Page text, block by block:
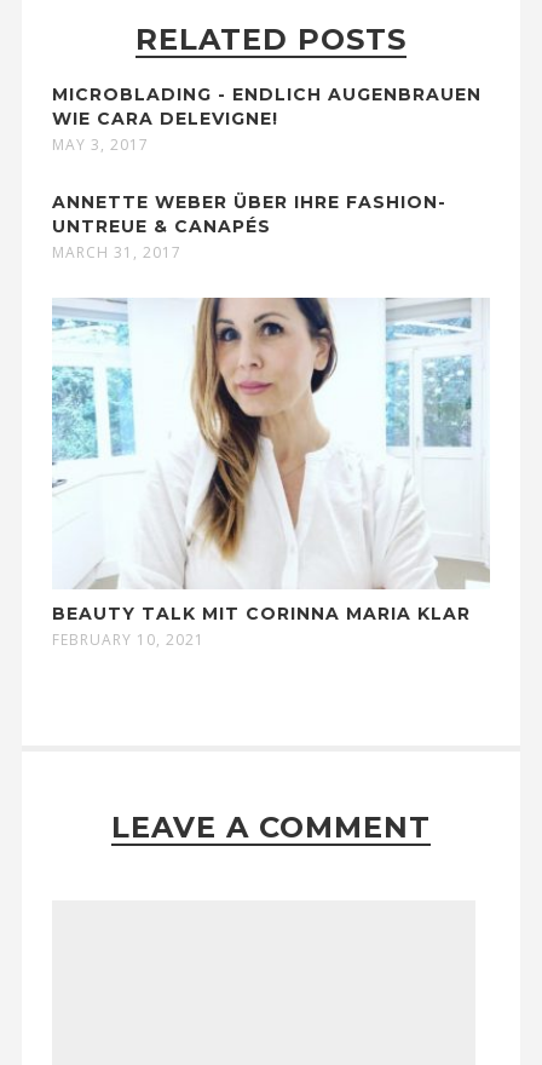
RELATED POSTS
MICROBLADING - ENDLICH AUGENBRAUEN
WIE CARA DELEVIGNE!
MAY 3, 2017
ANNETTE WEBER ÜBER IHRE FASHION-
UNTREUE & CANAPÉS
MARCH 31, 2017
BEAUTY TALK MIT CORINNA MARIA KLAR
FEBRUARY 10, 2021
LEAVE A COMMENT